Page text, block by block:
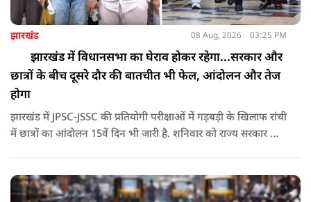
झारखंड 08 Aug, 2026 03:25 PM
झारखंड में विधानसभा का घेराव होकर रहेगा...सरकार और
छात्रों के बीच दूसरे दौर की बातचीत भी फेल, आंदोलन और तेज
होगा
झारखंड में JPSC-JSSC की प्रतियोगी परीक्षाओं में गड़बड़ी के खिलाफ रांची
में छात्रों का आंदोलन 15वें दिन भी जारी है. शनिवार को राज्य सरकार और